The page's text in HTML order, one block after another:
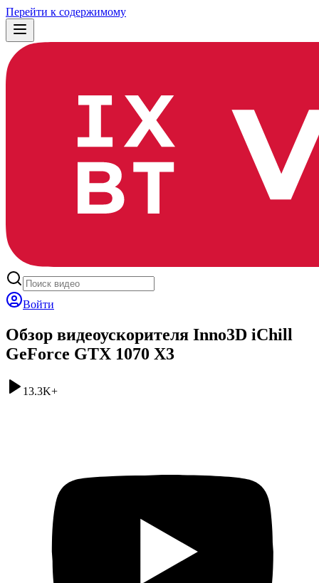
Перейти к содержимому
Войти
Обзор видеоускорителя Inno3D iChill
GeForce GTX 1070 X3
13.3K+